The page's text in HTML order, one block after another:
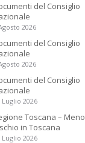
del Consiglio
2026
del Consiglio
2026
del Consiglio
Luglio 2026
Toscana – Meno
in Toscana
Luglio 2026